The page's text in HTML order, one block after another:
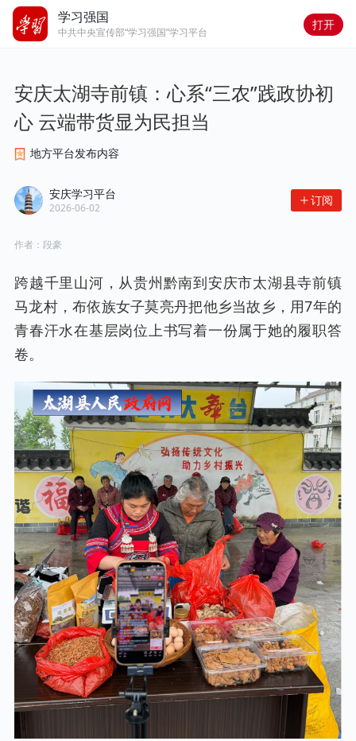
学习强国
中共中央宣传部“学习强国”学习平台
打开
安庆太湖寺前镇：心系“三农”践政协初
心 云端带货显为民担当
地方平台发布内容
安庆学习平台
2026-06-02
订阅
作者： 段豪
跨越千里山河，从贵州黔南到安庆市太湖县寺前镇
马龙村，布依族女子莫亮丹把他乡当故乡，用7年的
青春汗水在基层岗位上书写着一份属于她的履职答
卷。